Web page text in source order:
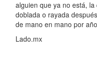
alguien que ya no está, la
doblada o rayada
de mano en mano por
Lado.mx